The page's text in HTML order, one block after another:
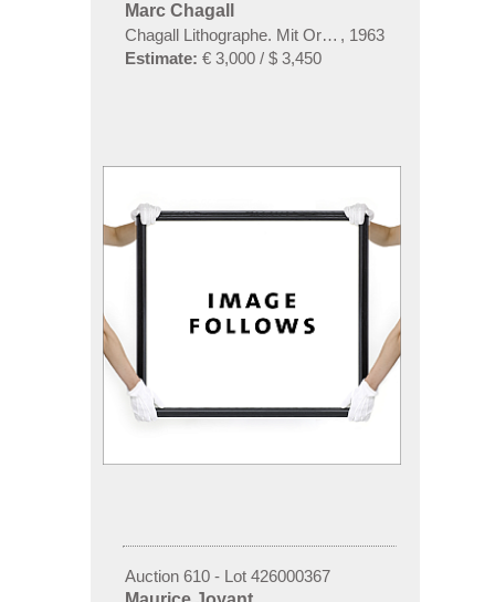
Marc Chagall
Chagall Lithographe. Mit Orig.-Zeichnung von
, 1963
Estimate: € 3,000 / $ 3,450
Auction 610 - Lot 426000367